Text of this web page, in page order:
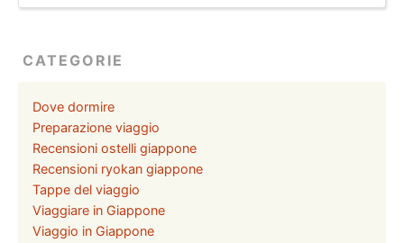
CATEGORIE
Dove dormire
Preparazione viaggio
Recensioni ostelli giappone
Recensioni ryokan giappone
Tappe del viaggio
Viaggiare in Giappone
Viaggio in Giappone